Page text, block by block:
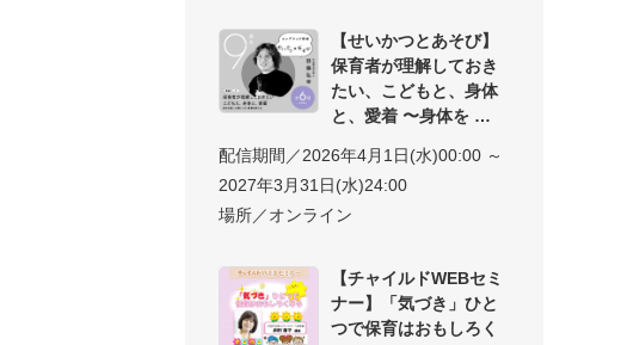
【せいかつとあそび】
保育者が理解しておき
たい、こどもと、身体
と、愛着 〜身体を
配信期間／2026年4月1日(水)00:00 ～
2027年3月31日(水)24:00
場所／オンライン
【チャイルドWEBセミ
ナー】「気づき」ひと
つで保育はおもしろく